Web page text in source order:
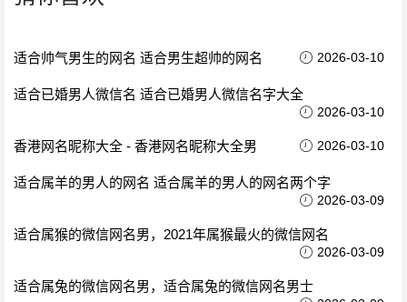
适合帅气男生的网名 适合男生超帅的网名 2026-03-10
适合已婚男人微信名 适合已婚男人微信名字大全
2026-03-10
香港网名昵称大全 - 香港网名昵称大全男 2026-03-10
适合属羊的男人的网名 适合属羊的男人的网名两个字
2026-03-09
适合属猴的微信网名男，2021年属猴最火的微信网名
2026-03-09
适合属兔的微信网名男，适合属兔的微信网名男士